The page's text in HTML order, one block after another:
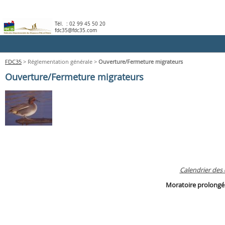
Tél. : 02 99 45 50 20
fdc35@fdc35.com
Actualités
Le Permis de chasser
Règlementation
FDC35 > Réglementation générale > Ouverture/Fermeture migrateurs
Ouverture/Fermeture migrateurs
Calendrier des
Moratoire prolongé